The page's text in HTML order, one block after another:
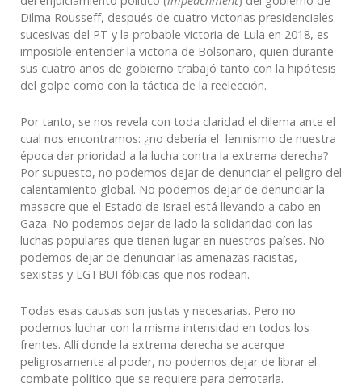
Dilma Rousseff, después de cuatro victorias presidenciales
sucesivas del PT y la probable victoria de Lula en 2018, es
imposible entender la victoria de Bolsonaro, quien durante
sus cuatro años de gobierno trabajó tanto con la hipótesis
del golpe como con la táctica de la reelección.
Por tanto, se nos revela con toda claridad el dilema ante el
cual nos encontramos: ¿no debería el leninismo de nuestra
época dar prioridad a la lucha contra la extrema derecha?
Por supuesto, no podemos dejar de denunciar el peligro del
calentamiento global. No podemos dejar de denunciar la
masacre que el Estado de Israel está llevando a cabo en
Gaza. No podemos dejar de lado la solidaridad con las
luchas populares que tienen lugar en nuestros países. No
podemos dejar de denunciar las amenazas racistas,
sexistas y LGTBUI fóbicas que nos rodean.
Todas esas causas son justas y necesarias. Pero no
podemos luchar con la misma intensidad en todos los
frentes. Allí donde la extrema derecha se acerque
peligrosamente al poder, no podemos dejar de librar el
combate político que se requiere para derrotarla.